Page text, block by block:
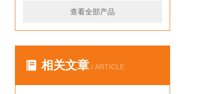
查看全部产品
相关文章 / ARTICLE